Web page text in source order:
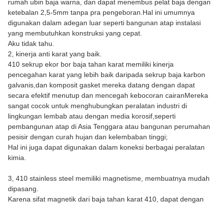
rumah ubin baja warna, dan dapat menembus pelat baja dengan
ketebalan 2,5-5mm tanpa pra pengeboran.Hal ini umumnya
digunakan dalam adegan luar seperti bangunan atap instalasi
yang membutuhkan konstruksi yang cepat.
Aku tidak tahu.
2, kinerja anti karat yang baik.
410 sekrup ekor bor baja tahan karat memiliki kinerja
pencegahan karat yang lebih baik daripada sekrup baja karbon
galvanis,dan komposit gasket mereka datang dengan dapat
secara efektif menutup dan mencegah kebocoran cairanMereka
sangat cocok untuk menghubungkan peralatan industri di
lingkungan lembab atau dengan media korosif,seperti
pembangunan atap di Asia Tenggara atau bangunan perumahan
pesisir dengan curah hujan dan kelembaban tinggi;
Hal ini juga dapat digunakan dalam koneksi berbagai peralatan
kimia.
3, 410 stainless steel memiliki magnetisme, membuatnya mudah
dipasang.
Karena sifat magnetik dari baja tahan karat 410, dapat dengan